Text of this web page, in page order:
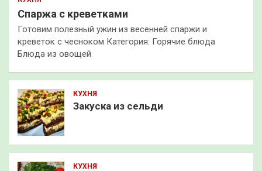
Спаржа с креветками
Готовим полезный ужин из весенней спаржи и
креветок с чесноком Категория: Горячие блюда
Блюда из овощей
КУХНЯ
Закуска из сельди
КУХНЯ